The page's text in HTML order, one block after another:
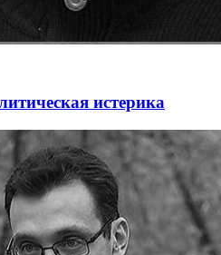
истерика